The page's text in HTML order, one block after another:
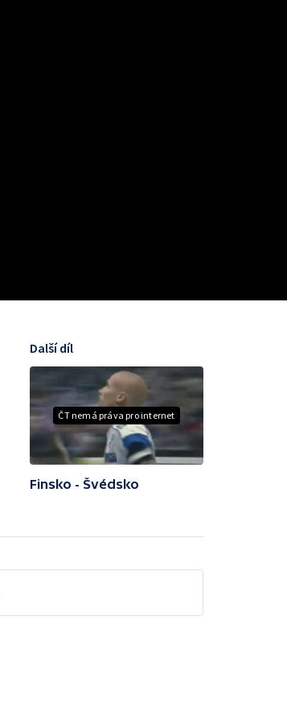
ČT nemá práva pro internet
Další díl
Finsko - Švédsko